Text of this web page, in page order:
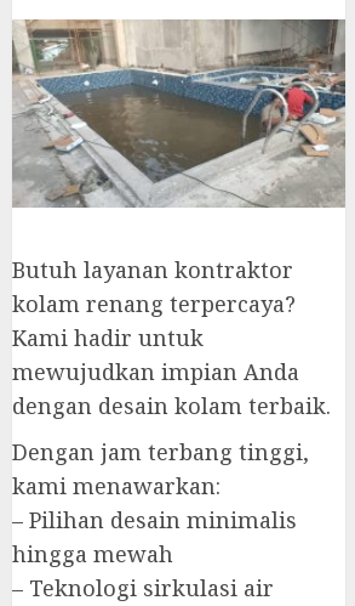
Butuh layanan kontraktor
kolam renang terpercaya?
Kami hadir untuk
mewujudkan impian Anda
dengan desain kolam terbaik.
Dengan jam terbang tinggi,
kami menawarkan:
– Pilihan desain minimalis
hingga mewah
– Teknologi sirkulasi air